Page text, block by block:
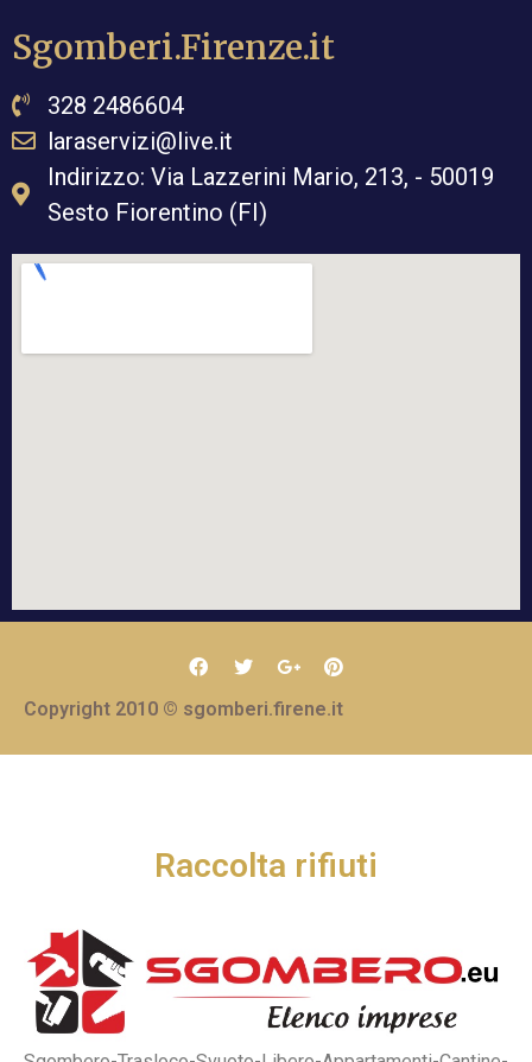
Sgomberi.Firenze.it
328 2486604
laraservizi@live.it
Indirizzo: Via Lazzerini Mario, 213, - 50019
Sesto Fiorentino (FI)
Copyright 2010 © sgomberi.firene.it
Raccolta rifiuti